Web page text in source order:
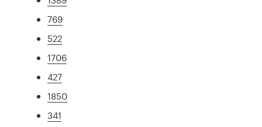
769
522
1706
427
1850
341